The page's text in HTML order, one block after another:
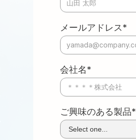
メールアドレス*
会社名*
ご興味のある製品*